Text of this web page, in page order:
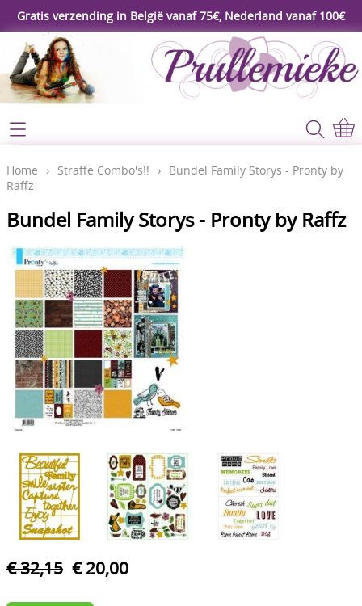
Gratis verzending in België vanaf 75€, Nederland vanaf 100€
Webshop
Koopjeshoek
Workshop
Gereedschap
Lijm - Tape - Magneten
Papier - karton - enveloppen
Kaarten maken - Scrapbook
Boetseren - Modelleren
Verf en Co°
Bullet Journalling
Tekenen - Schrijven - kleuren
Haken - Vilt
Home
Contact
Mijn account
Video's
Blog
Home › Straffe Combo's!! › Bundel Family Storys - Pronty by
Raffz
Bundel Family Storys - Pronty by Raffz
€ 32,15 € 20,00